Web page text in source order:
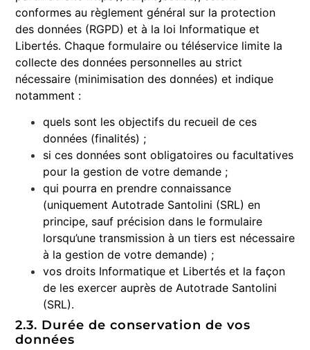
conformes au règlement général sur la protection
des données (RGPD) et à la loi Informatique et
Libertés. Chaque formulaire ou téléservice limite la
collecte des données personnelles au strict
nécessaire (minimisation des données) et indique
notamment :
quels sont les objectifs du recueil de ces
données (finalités) ;
si ces données sont obligatoires ou facultatives
pour la gestion de votre demande ;
qui pourra en prendre connaissance
(uniquement Autotrade Santolini (SRL) en
principe, sauf précision dans le formulaire
lorsqu’une transmission à un tiers est nécessaire
à la gestion de votre demande) ;
vos droits Informatique et Libertés et la façon
de les exercer auprès de Autotrade Santolini
(SRL).
2.3. Durée de conservation de vos
données